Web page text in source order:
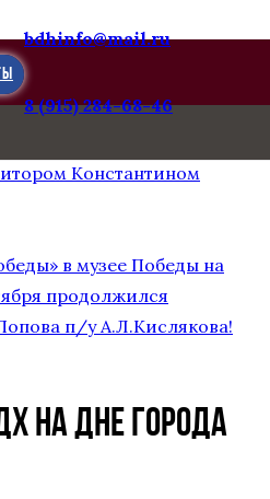
bdhinfo@mail.ru
8 (915) 284-68-46
Константином
в музее Победы на
продолжился
п/у А.Л.Кислякова!
на дне города